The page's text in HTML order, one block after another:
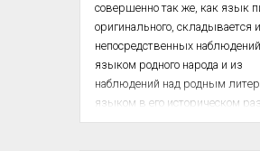
совершенно так же, как язык
оригинального, складывается
непосредственных
языком родного народа и из
наблюдений над родным
языком в его историческом